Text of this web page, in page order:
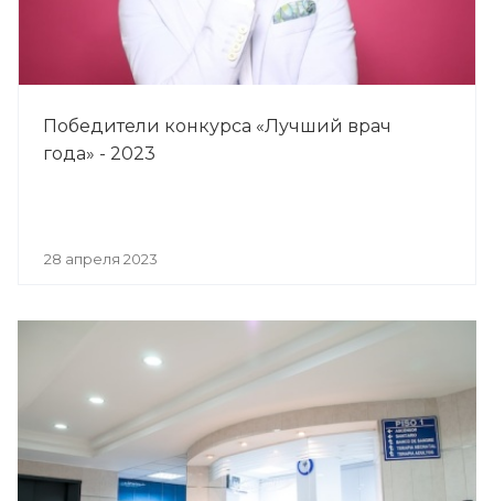
Победители конкурса «Лучший врач
года» - 2023
28 апреля 2023